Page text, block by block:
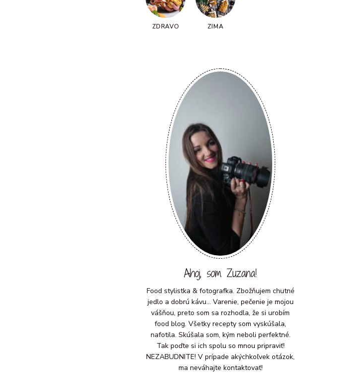
ZDRAVO ZIMA
Ahoj, som Zuzana!
Food stylistka & fotografka. Zbožňujem chutné
jedlo a dobrú kávu... Varenie, pečenie je mojou
vášňou, preto som sa rozhodla, že si urobím
food blog. Všetky recepty som vyskúšala,
nafotila. Skúšala som, kým neboli perfektné.
Tak poďte si ich spolu so mnou pripraviť!
NEZABUDNITE! V prípade akýchkoľvek otázok,
ma neváhajte kontaktovať!